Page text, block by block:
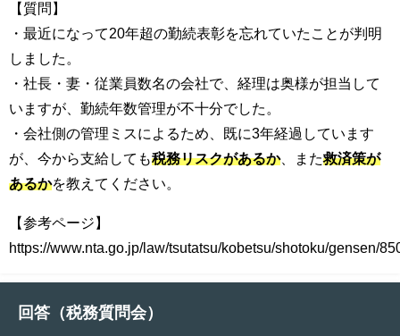
【質問】
・最近になって20年超の勤続表彰を忘れていたことが判明
しました。
・社長・妻・従業員数名の会社で、経理は奥様が担当して
いますが、勤続年数管理が不十分でした。
・会社側の管理ミスによるため、既に3年経過しています
が、今から支給しても税務リスクがあるか、また救済策が
あるかを教えてください。
【参考ページ】
https://www.nta.go.jp/law/tsutatsu/kobetsu/shotoku/gensen/
回答（税務質問会）